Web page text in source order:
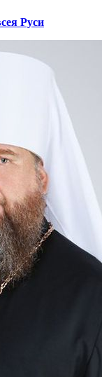
Руси